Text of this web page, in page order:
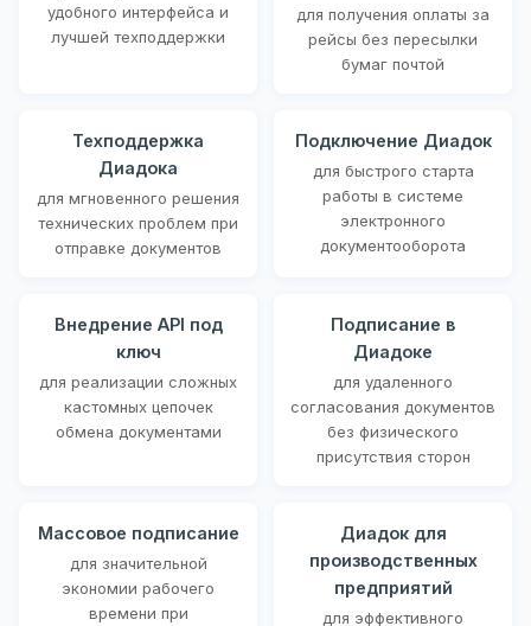
удобного интерфейса и
лучшей техподдержки
для получения оплаты за
рейсы без пересылки
бумаг почтой
Техподдержка
Диадока
для мгновенного решения
технических проблем при
отправке документов
Подключение Диадок
для быстрого старта
работы в системе
электронного
документооборота
Внедрение API под
ключ
для реализации сложных
кастомных цепочек
обмена документами
Подписание в
Диадоке
для удаленного
согласования документов
без физического
присутствия сторон
Массовое подписание
для значительной
экономии рабочего
времени при
Диадок для
производственных
предприятий
для эффективного